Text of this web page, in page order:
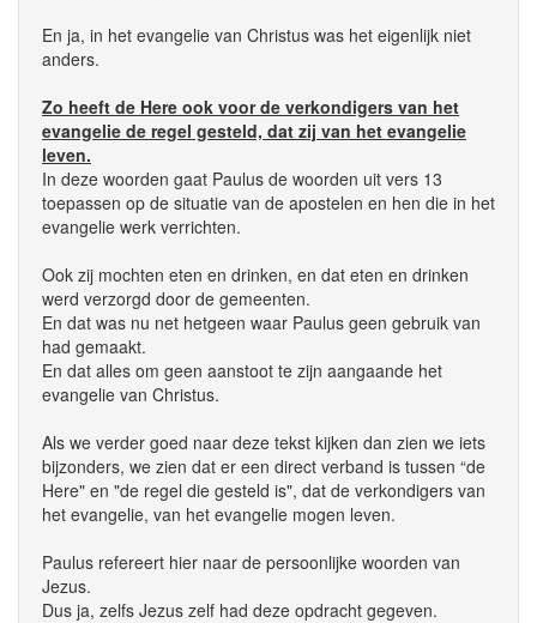
En ja, in het evangelie van Christus was het eigenlijk niet
anders.
Zo heeft de Here ook voor de verkondigers van het
evangelie de regel gesteld, dat zij van het evangelie
leven.
In deze woorden gaat Paulus de woorden uit vers 13
toepassen op de situatie van de apostelen en hen die in het
evangelie werk verrichten.
Ook zij mochten eten en drinken, en dat eten en drinken
werd verzorgd door de gemeenten.
En dat was nu net hetgeen waar Paulus geen gebruik van
had gemaakt.
En dat alles om geen aanstoot te zijn aangaande het
evangelie van Christus.
Als we verder goed naar deze tekst kijken dan zien we iets
bijzonders, we zien dat er een direct verband is tussen “de
Here" en "de regel die gesteld is", dat de verkondigers van
het evangelie, van het evangelie mogen leven.
Paulus refereert hier naar de persoonlijke woorden van
Jezus.
Dus ja, zelfs Jezus zelf had deze opdracht gegeven.